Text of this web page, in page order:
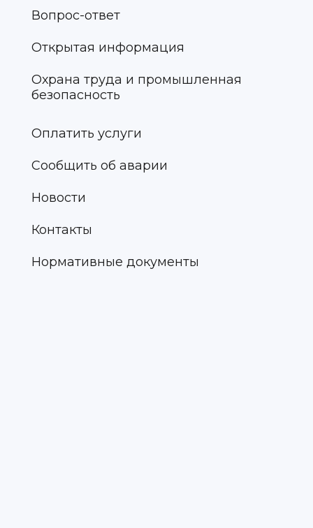
Вопрос-ответ
Открытая информация
Охрана труда и промышленная
безопасность
Оплатить услуги
Сообщить об аварии
Новости
Контакты
Нормативные документы